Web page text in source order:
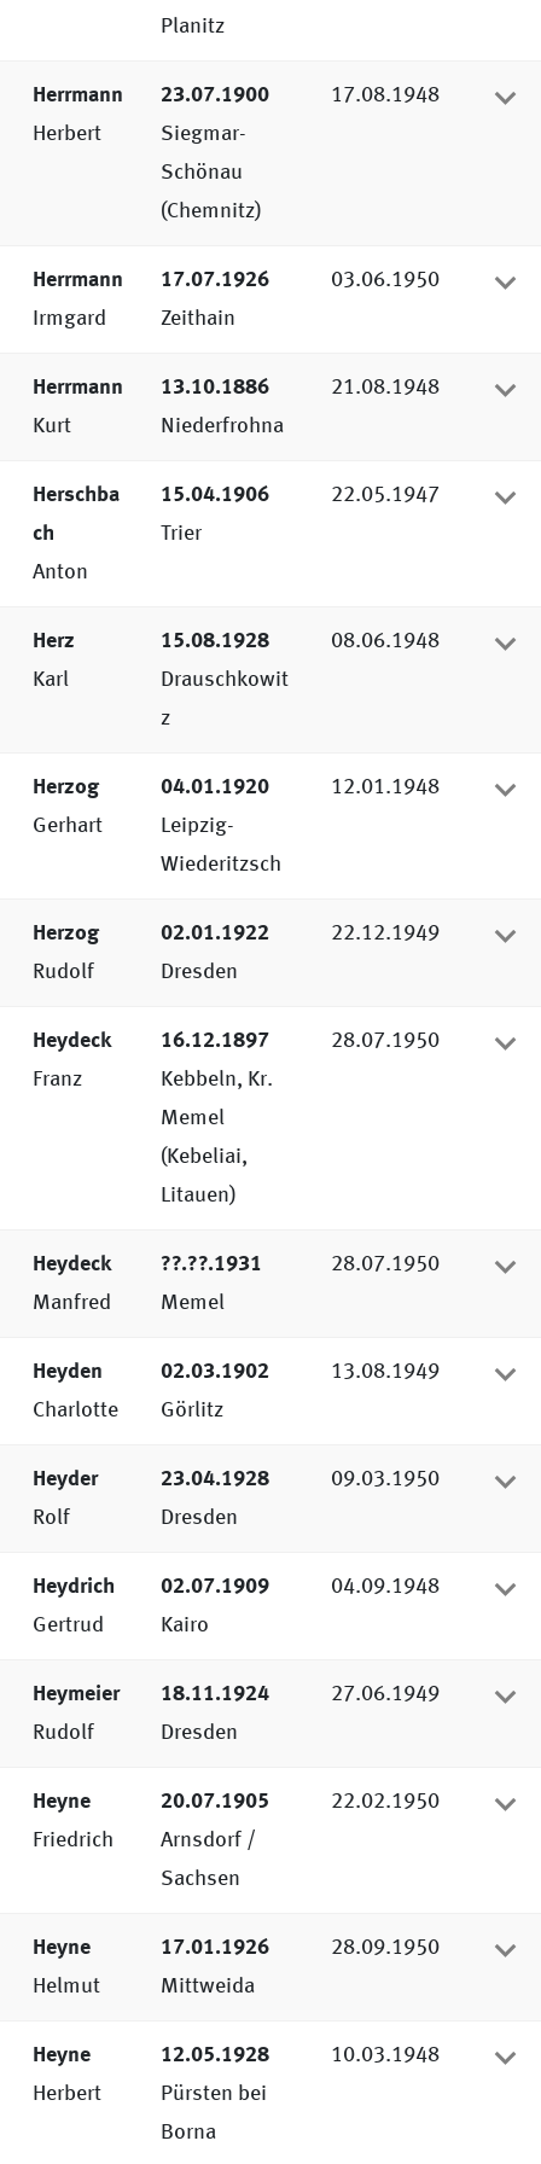
Planitz
Herrmann
Herbert
23.07.1900
Siegmar-
Schönau
(Chemnitz)
17.08.1948
Herrmann
Irmgard
17.07.1926
Zeithain
03.06.1950
Herrmann
Kurt
13.10.1886
Niederfrohna
21.08.1948
Herschba
ch
Anton
15.04.1906
Trier
22.05.1947
Herz
Karl
15.08.1928
Drauschkowit
z
08.06.1948
Herzog
Gerhart
04.01.1920
Leipzig-
Wiederitzsch
12.01.1948
Herzog
Rudolf
02.01.1922
Dresden
22.12.1949
Heydeck
Franz
16.12.1897
Kebbeln, Kr.
Memel
(Kebeliai,
Litauen)
28.07.1950
Heydeck
Manfred
??.??.1931
Memel
28.07.1950
Heyden
Charlotte
02.03.1902
Görlitz
13.08.1949
Heyder
Rolf
23.04.1928
Dresden
09.03.1950
Heydrich
Gertrud
02.07.1909
Kairo
04.09.1948
Heymeier
Rudolf
18.11.1924
Dresden
27.06.1949
Heyne
Friedrich
20.07.1905
Arnsdorf /
Sachsen
22.02.1950
Heyne
Helmut
17.01.1926
Mittweida
28.09.1950
Heyne
Herbert
12.05.1928
Pürsten bei
Borna
10.03.1948